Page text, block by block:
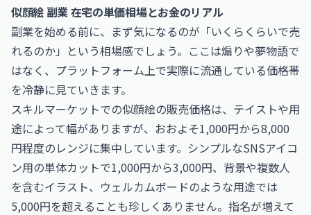
似顔絵 副業 在宅の単価相場とお金のリアル
副業を始める前に、まず気になるのが「いくらくらいで売
れるのか」という相場感でしょう。ここは煽りや夢物語で
はなく、プラットフォーム上で実際に流通している価格帯
を冷静に見ていきます。
スキルマーケットでの似顔絵の販売価格は、テイストや用
途によって幅がありますが、おおよそ1,000円から8,000
円程度のレンジに集中しています。シンプルなSNSアイコ
ン用の単体カットで1,000円から3,000円、背景や複数人
を含むイラスト、ウェルカムボードのような用途では
5,000円を超えることも珍しくありません。指名が増えて